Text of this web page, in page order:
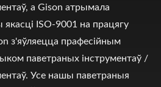
а Gison атрымала
ISO-9001 на працягу
з'яўляецца прафесійным
паветраных інструментаў /
Усе нашы паветраныя